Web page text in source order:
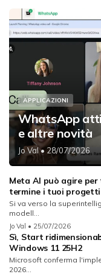
APPLICAZIONI
WhatsApp
e altre novità
Jo Val• 28/07/2026
Meta AI può agire
termine i tuoi progetti
Si va verso la
modell...
Jo Val • 25/07/2026
Sì, Start
Windows 11 25H2
Microsoft conferma
2026...